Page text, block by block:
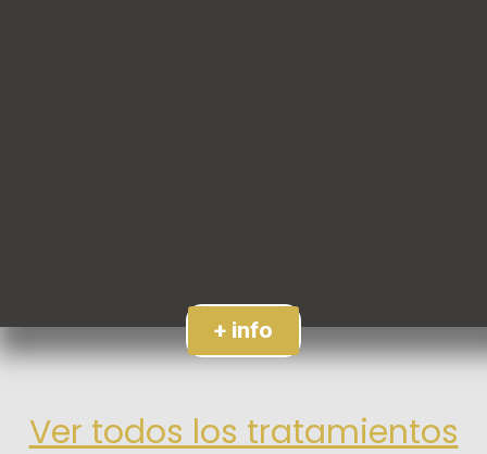
+ info
Ver todos los tratamientos